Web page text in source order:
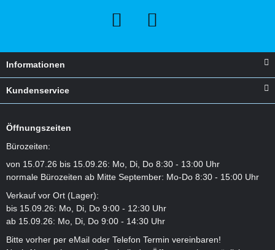
Informationen
Kundenservice
Öffnungszeiten
Bürozeiten:
von 15.07.26 bis 15.09.26: Mo, Di, Do 8:30 - 13:00 Uhr
normale Bürozeiten ab Mitte September: Mo-Do 8:30 - 15:00 Uhr
Verkauf vor Ort (Lager):
bis 15.09.26: Mo, Di, Do 9:00 - 12:30 Uhr
ab 15.09.26: Mo, Di, Do 9:00 - 14:30 Uhr
Bitte vorher per eMail oder Telefon Termin vereinbaren!